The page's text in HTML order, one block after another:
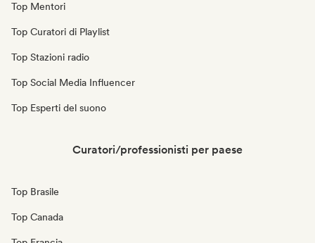
Top Mentori
Top Curatori di Playlist
Top Stazioni radio
Top Social Media Influencer
Top Esperti del suono
Curatori/professionisti per paese
Top Brasile
Top Canada